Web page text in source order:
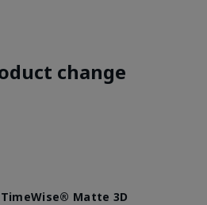
change
Matte 3D